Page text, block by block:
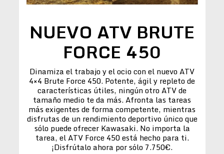
NUEVO ATV BRUTE
FORCE 450
Dinamiza el trabajo y el ocio con el nuevo ATV
4×4 Brute Force 450. Potente, ágil y repleto de
características útiles, ningún otro ATV de
tamaño medio te da más. Afronta las tareas
más exigentes de forma competente, mientras
disfrutas de un rendimiento deportivo único que
sólo puede ofrecer Kawasaki. No importa la
tarea, el ATV Force 450 está hecho para ti.
¡Disfrútalo ahora por sólo 7.750€.